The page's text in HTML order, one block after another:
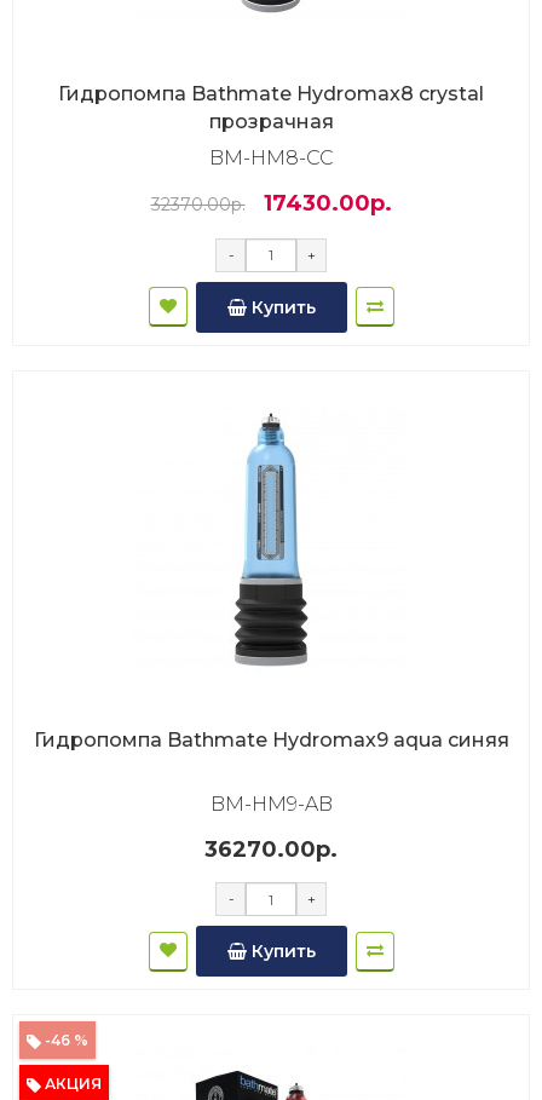
Гидропомпа Bathmate Hydromax8 crystal
прозрачная
BM-HM8-CC
32370.00р. 17430.00р.
- +
Купить
Гидропомпа Bathmate Hydromax9 aqua синяя
BM-HM9-AB
36270.00р.
- +
Купить
-46 %
АКЦИЯ